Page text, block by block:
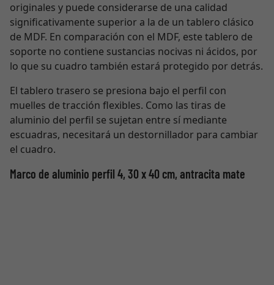
originales y puede considerarse de una calidad
significativamente superior a la de un tablero clásico
de MDF. En comparación con el MDF, este tablero de
soporte no contiene sustancias nocivas ni ácidos, por
lo que su cuadro también estará protegido por detrás.
El tablero trasero se presiona bajo el perfil con
muelles de tracción flexibles. Como las tiras de
aluminio del perfil se sujetan entre sí mediante
escuadras, necesitará un destornillador para cambiar
el cuadro.
Marco de aluminio perfil 4, 30 x 40 cm, antracita mate